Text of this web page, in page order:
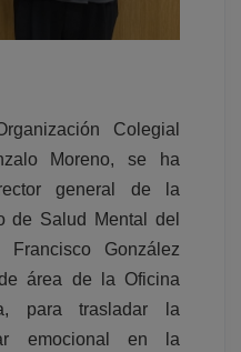
Colegial
Moreno, se ha
general de la
de Salud Mental del
González
área de la Oficina
para trasladar la
emocional en la